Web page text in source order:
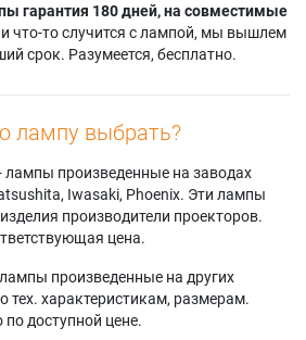
гарантия 180 дней, на совместимые
что-то случится с лампой, мы вышлем
срок. Разумеется, бесплатно.
лампу выбрать?
произведенные на заводах
Iwasaki, Phoenix. Эти лампы
производители проекторов.
цена.
произведенные на других
тех. характеристикам, размерам.
доступной цене.